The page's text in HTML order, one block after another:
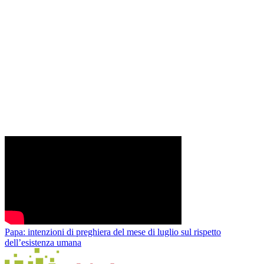
Papa: intenzioni di preghiera del mese di luglio sul rispetto
dell’esistenza umana